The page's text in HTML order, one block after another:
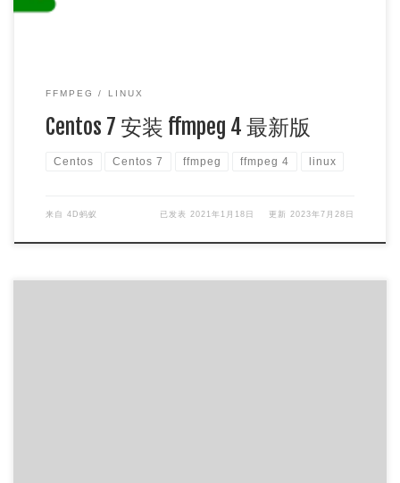
FFMPEG LINUX
Centos 7 安装 ffmpeg 4 最新版
Centos Centos 7 ffmpeg ffmpeg 4 linux
来自 4D蚂蚁 已发表2021年1月18日 更新2023年7月28日